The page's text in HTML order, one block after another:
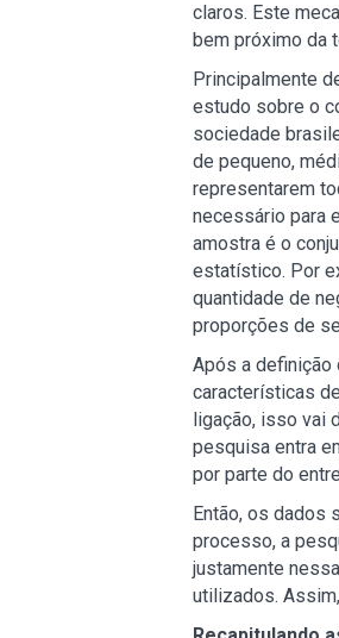
claros. Este
bem próximo da
Principalmente
estudo sobre o
sociedade
de pequeno,
representarem
necessário para
amostra é o
estatístico. Por
quantidade de
proporções de
Após a definição
características
ligação, isso vai
pesquisa entra
por parte do
Então, os dados
processo, a
justamente
utilizados.